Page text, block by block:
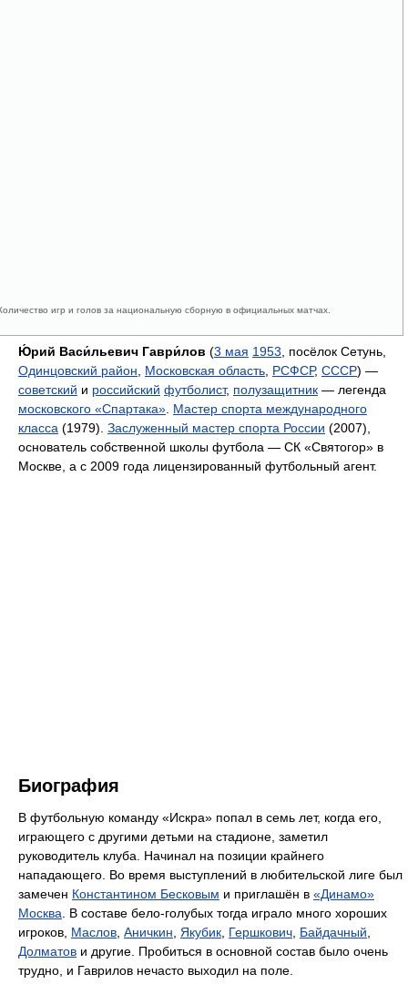
игр и голов за национальную сборную в официальных матчах.
Ю́рий Васи́льевич Гаври́лов (3 мая 1953 , посёлок Сетунь,
Одинцовский район
Московская область РСФСР, СССР) —
советский и российский футболист, полузащитник — легенда
московского «Спартака» Мастер спорта международного
класса (1979). Заслуженный мастер спорта России (2007),
основатель собственной школы футбола — СК «Святогор» в
Москве, а с 2009 года лицензированный футбольный агент.
Биография
В футбольную команду «Искра» попал в семь лет, когда его,
играющего с другими детьми на стадионе, заметил
руководитель клуба. Начинал на позиции крайнего
нападающего. Во время выступлений в любительской лиге был
замечен Константином Бесковым и приглашён в «Динамо»
Москва . В составе бело-голубых тогда играло много хороших
игроков, Маслов Аничкин Якубик Гершкович Байдачный
Долматов и другие. Пробиться в основной состав было очень
трудно, и Гаврилов нечасто выходил на поле.